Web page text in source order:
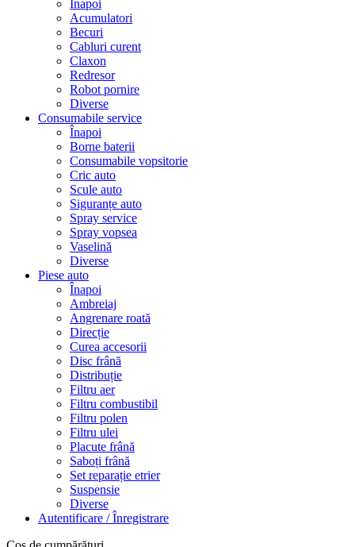
Înapoi
Acumulatori
Becuri
Cabluri curent
Claxon
Redresor
Robot pornire
Diverse
Consumabile service
Înapoi
Borne baterii
Consumabile vopsitorie
Cric auto
Scule auto
Siguranțe auto
Spray service
Spray vopsea
Vaselină
Diverse
Piese auto
Înapoi
Ambreiaj
Angrenare roată
Direcție
Curea accesorii
Disc frână
Distribuție
Filtru aer
Filtru combustibil
Filtru polen
Filtru ulei
Placute frână
Saboți frână
Set reparație etrier
Suspensie
Diverse
Autentificare / Înregistrare